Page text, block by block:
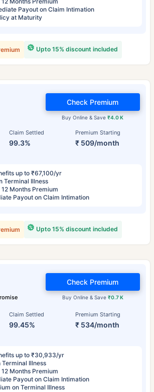
Payout on Claim Intimation
at Maturity
Upto 15% discount included
Claim Settled
99.3%
Premium Starting
₹ 509/month
Buy Online & Save₹4.0 K
Check Premium
up to ₹67,100/yr
Terminal Illness
Months Premium
Payout on Claim Intimation
Upto 15% discount included
Claim Settled
99.45%
Premium Starting
₹ 534/month
Buy Online & Save ₹0.7 K
Check Premium
up to ₹30,933/yr
Terminal Illness
Months Premium
Payout on Claim Intimation
on Terminal Illness